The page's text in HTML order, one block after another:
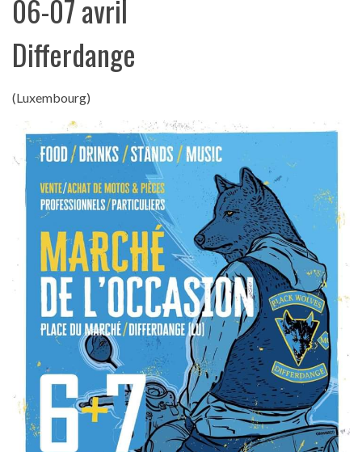
06-07 avril
Differdange
(Luxembourg)